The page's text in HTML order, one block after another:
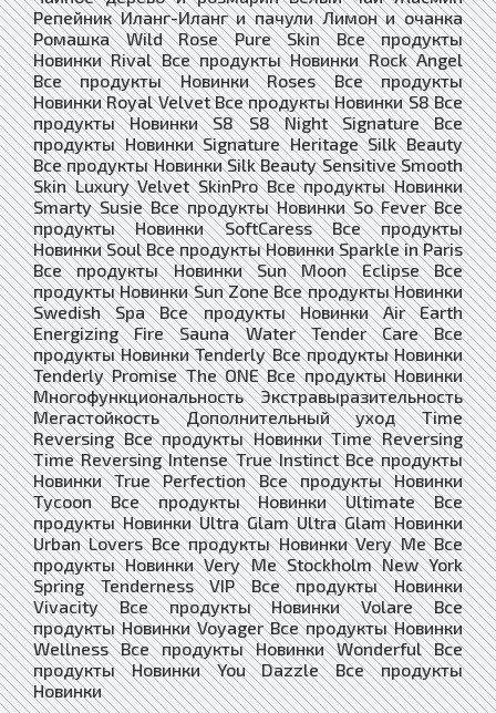
Репейник Иланг-Иланг и пачули Лимон и очанка
Ромашка Wild Rose Pure Skin Все продукты
Новинки Rival Все продукты Новинки Rock Angel
Все продукты Новинки Roses Все продукты
Новинки Royal Velvet Все продукты Новинки S8 Все
продукты Новинки S8 S8 Night Signature Все
продукты Новинки Signature Heritage Silk Beauty
Все продукты Новинки Silk Beauty Sensitive Smooth
Skin Luxury Velvet SkinPro Все продукты Новинки
Smarty Susie Все продукты Новинки So Fever Все
продукты Новинки SoftCaress Все продукты
Новинки Soul Все продукты Новинки Sparkle in Paris
Все продукты Новинки Sun Moon Eclipse Все
продукты Новинки Sun Zone Все продукты Новинки
Swedish Spa Все продукты Новинки Air Earth
Energizing Fire Sauna Water Tender Care Все
продукты Новинки Tenderly Все продукты Новинки
Tenderly Promise The ONE Все продукты Новинки
Многофункциональность Экстравыразительность
Мегастойкость Дополнительный уход Time
Reversing Все продукты Новинки Time Reversing
Time Reversing Intense True Instinct Все продукты
Новинки True Perfection Все продукты Новинки
Tycoon Все продукты Новинки Ultimate Все
продукты Новинки Ultra Glam Ultra Glam Новинки
Urban Lovers Все продукты Новинки Very Me Все
продукты Новинки Very Me Stockholm New York
Spring Tenderness VIP Все продукты Новинки
Vivacity Все продукты Новинки Volare Все
продукты Новинки Voyager Все продукты Новинки
Wellness Все продукты Новинки Wonderful Все
продукты Новинки You Dazzle Все продукты
Новинки